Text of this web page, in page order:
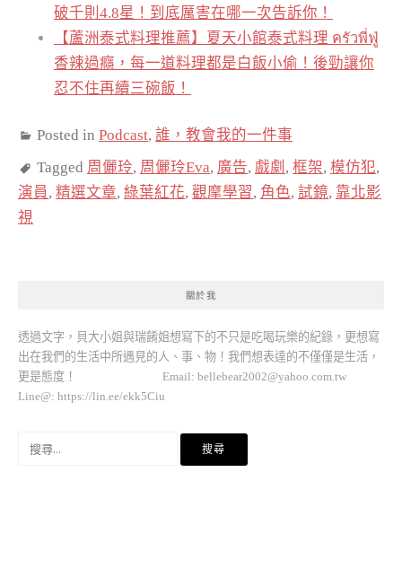
破千則4.8星！到底厲害在哪一次告訴你！
【蘆洲泰式料理推薦】夏天小館泰式料理 ครัวพี่ฟู่
香辣過癮，每一道料理都是白飯小偷！後勁讓你
忍不住再續三碗飯！
Posted in Podcast, 誰，教會我的一件事
Tagged 周儷玲, 周儷玲Eva, 廣告, 戲劇 , 框架, 模仿犯,
演員, 精選文章, 綠葉紅花, 觀摩學習, 角色, 試鏡, 靠北影
視
關於我
透過文字，貝大小姐與瑞餚姐想寫下的不只是吃喝玩樂的紀錄，更想寫
出在我們的生活中所遇見的人、事、物！我們想表達的不僅僅是生活，
更是態度！ Email: bellebear2002@yahoo.com.tw
Line@: https://lin.ee/ekk5Ciu